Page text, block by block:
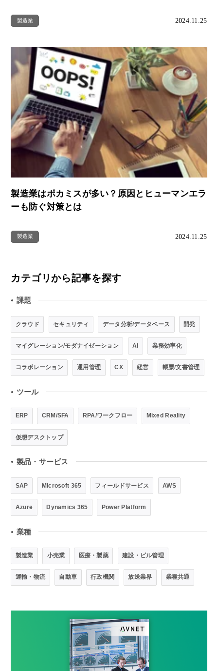
製造業 2024.11.25
製造業はポカミスが多い？原因とヒューマンエラ
ーも防ぐ対策とは
製造業 2024.11.25
カテゴリから記事を探す
● 課題
クラウド セキュリティ データ分析/データベース 開発
マイグレーション/モダナイゼーション AI 業務効率化
コラボレーション 運用管理 CX 経営 帳票/文書管理
● ツール
ERP CRM/SFA RPA/ワークフロー Mixed Reality
仮想デスクトップ
● 製品・サービス
SAP Microsoft 365 フィールドサービス AWS
Azure Dynamics 365 Power Platform
● 業種
製造業 小売業 医療・製薬 建設・ビル管理
運輸・物流 自動車 行政機関 放送業界 業種共通